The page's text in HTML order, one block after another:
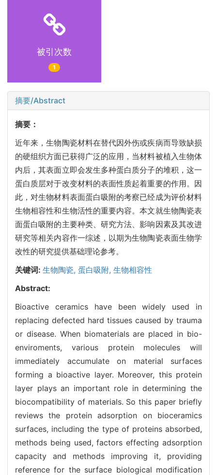
被引次数
1
摘要/Abstract
摘要：
近年来，生物陶瓷材料在替代因外伤或疾病而导致缺损
的硬组织方面已获得广泛的应用，当材料被植入生物体
内后，其表面立即会发生多种蛋白质分子的堆积，这一
蛋白质层对于改变材料的表面性质起着重要的作用。因
此，对生物材料表面蛋白吸附的考察已经成为评价材料
生物相容性和生物活性的重要内容。本文就生物陶瓷表
面蛋白吸附的主要种类、研究方法、影响因素及其改进
研究等相关内容作一综述，以期为生物陶瓷表面生物学
改性的研究提供基础理论参考。
关键词: 生物陶瓷, 蛋白吸附, 生物相容性
Abstract:
Bioactive ceramics have been widely used in
replacing defected hard tissues caused by trauma
or disease. When biomaterials are placed in bio-
enviroments, various protein molecules will
immediately accumulate on material surfaces
forming a bioactive layer. Moreover, this protein
layer plays an important role in determining the
biocompatibility of materials. So this paper briefly
reviews the protein adsorption on bioceramics
surfaces, including the type of proteins absorbed,
methods being used, factors effecting adsorption
capacity and methods improving it, providing
reference for the surface biological modification